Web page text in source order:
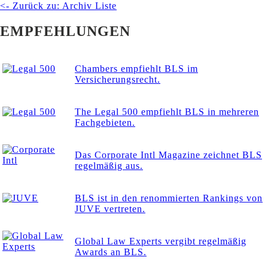
<- Zurück zu: Archiv Liste
EMPFEHLUNGEN
Chambers empfiehlt BLS im
Versicherungsrecht.
The Legal 500 empfiehlt BLS in mehreren
Fachgebieten.
Das Corporate Intl Magazine zeichnet BLS
regelmäßig aus.
BLS ist in den renommierten Rankings von
JUVE vertreten.
Global Law Experts vergibt regelmäßig
Awards an BLS.